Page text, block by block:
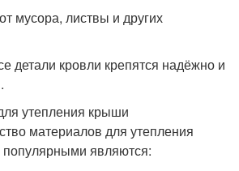
мусора, листвы и других
детали кровли крепятся надёжно и
утепления крыши
материалов для утепления
являются: